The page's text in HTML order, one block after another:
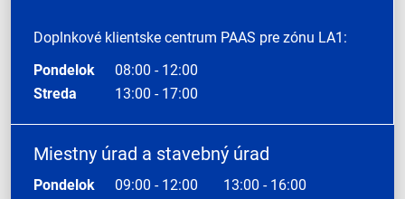
Doplnkové klientske centrum PAAS pre zónu LA1:
Pondelok
08:00 - 12:00
Streda
13:00 - 17:00
Miestny úrad a stavebný úrad
Pondelok 09:00 - 12:00
13:00 - 16:00